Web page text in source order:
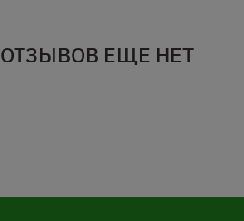
ОТЗЫВОВ ЕЩЕ НЕТ